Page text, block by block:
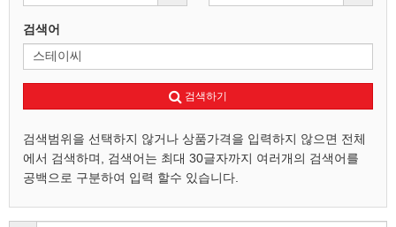
검색어
검색하기
검색범위을 선택하지 않거나 상품가격을 입력하지 않으면 전체
에서 검색하며, 검색어는 최대 30글자까지 여러개의 검색어를
공백으로 구분하여 입력 할수 있습니다.